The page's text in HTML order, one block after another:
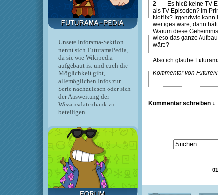
Unsere Inforama-Sektion
nennt sich FuturamaPedia,
da sie wie Wikipedia
aufgebaut ist und euch die
Möglichkeit gibt,
allemöglichen Infos zur
Serie nachzulesen oder sich
der Ausweitung der
Wissensdatenbank zu
beteiligen
2
Es hieß keine TV-
als TV-Episoden? Im
Netflix? Irgendwie kann
weniges wäre, dann
Warum diese
wieso das ganze
wäre?
Also ich glaube
Kommentar von
Kommentar schreiben ↓